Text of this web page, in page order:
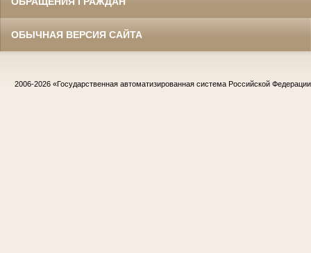
ОБЫЧНАЯ ВЕРСИЯ САЙТА
2006-2026 «Государственная автоматизированная система Российской